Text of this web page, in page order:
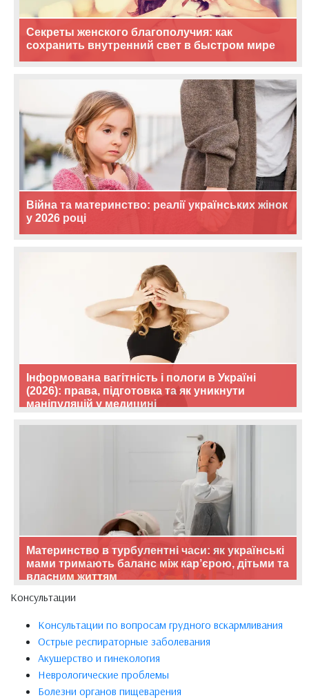
Секреты женского благополучия: как
сохранить внутренний свет в быстром мире
Війна та материнство: реалії українських жінок
у 2026 році
Інформована вагітність і пологи в Україні
(2026): права, підготовка та як уникнути
маніпуляцій у медицині
Материнство в турбулентні часи: як українські
мами тримають баланс між кар’єрою, дітьми та
власним життям
Консультации
Консультации по вопросам грудного вскармливания
Острые респираторные заболевания
Акушерство и гинекология
Неврологические проблемы
Болезни органов пищеварения